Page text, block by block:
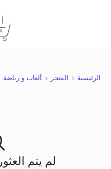
الرئيسية المتجر ألعاب و رياضة
لم يتم